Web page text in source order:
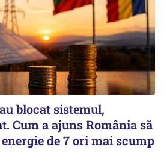
blocat sistemul,
Cum a ajuns România să
de 7 ori mai scump